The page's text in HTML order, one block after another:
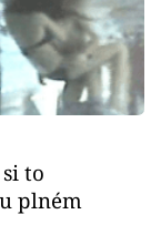
to
plném